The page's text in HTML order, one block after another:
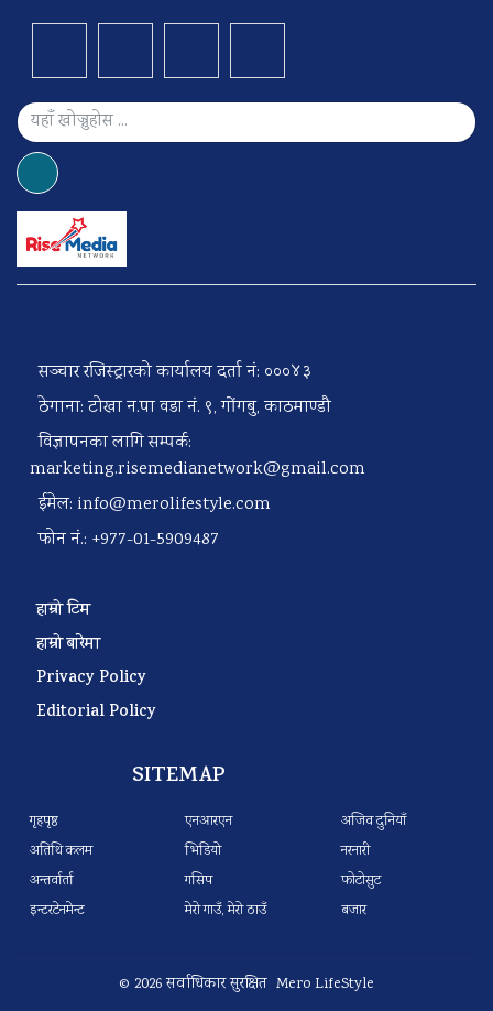
सञ्चार रजिस्ट्रारको कार्यालय दर्ता नं: ०००४३
ठेगाना: टोखा न.पा वडा नं. ९, गोंगबु, काठमाण्डौ
विज्ञापनका लागि सम्पर्क:
marketing.risemedianetwork@gmail.com
ईमेल: info@merolifestyle.com
फोन नं.: +977-01-5909487
हाम्रो टिम
हाम्रो बारेमा
Privacy Policy
Editorial Policy
SITEMAP
गृहपृष्ठ
अतिथि कलम
अन्तर्वार्ता
इन्टरटेनमेन्ट
एनआरएन
भिडियो
गसिप
मेरो गाउँ, मेरो ठाउँ
अजिव दुनियाँ
नरनारी
फोटोसुट
बजार
© 2026 सर्वाधिकार सुरक्षित Mero LifeStyle